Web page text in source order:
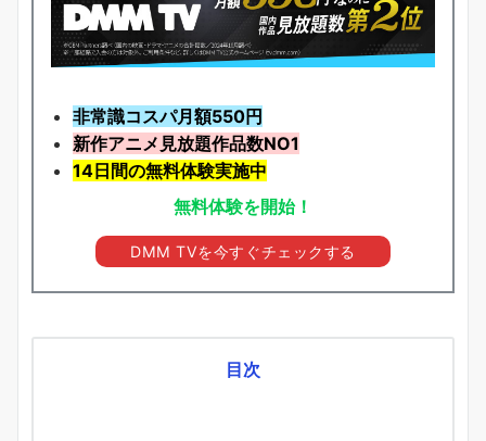
非常識コスパ月額550円
新作アニメ見放題作品数NO1
14日間の無料体験実施中
無料体験を開始！
DMM TVを今すぐチェックする
目次